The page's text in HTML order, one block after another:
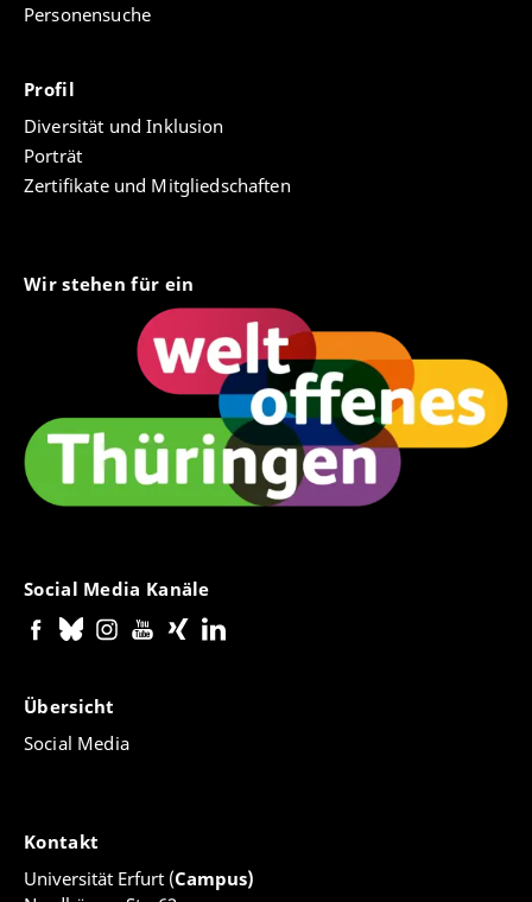
Personensuche
Profil
Diversität und Inklusion
Porträt
Zertifikate und Mitgliedschaften
Wir stehen für ein
Social Media Kanäle
Übersicht
Social Media
Kontakt
Universität Erfurt (Campus)